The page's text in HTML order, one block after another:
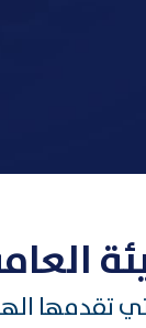
تقدمها